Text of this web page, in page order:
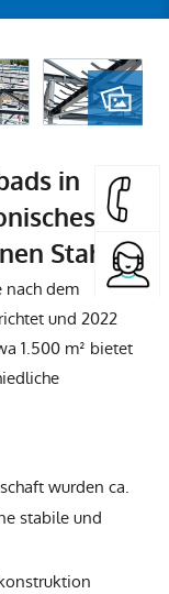
in
Stahl
nach dem
und 2022
1.500 m² bietet
wurden ca.
stabile und